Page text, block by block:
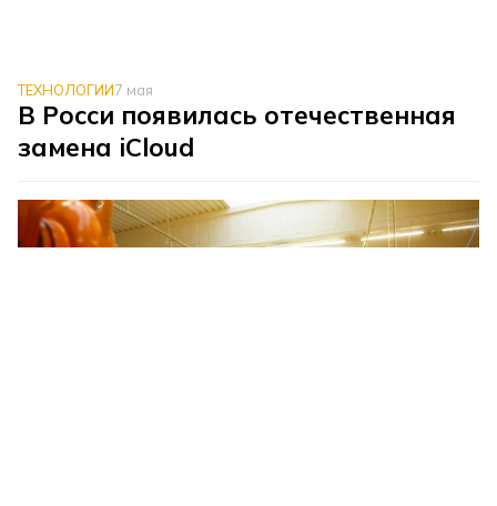
ТЕХНОЛОГИИ7 мая
В Росси появилась отечественная
замена iCloud